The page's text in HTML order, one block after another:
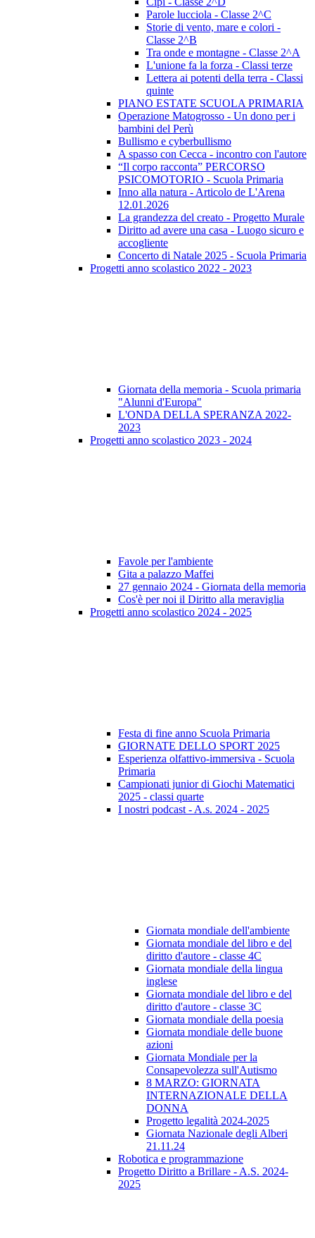
Parole lucciola - Classe 2^C
Storie di vento, mare e colori -
Classe 2^B
Tra onde e montagne - Classe 2^A
L'unione fa la forza - Classi terze
Lettera ai potenti della terra - Classi
quinte
PIANO ESTATE SCUOLA PRIMARIA
Operazione Matogrosso - Un dono per i
bambini del Perù
Bullismo e cyberbullismo
A spasso con Cecca - incontro con l'autore
“Il corpo racconta” PERCORSO
PSICOMOTORIO - Scuola Primaria
Inno alla natura - Articolo de L'Arena
12.01.2026
La grandezza del creato - Progetto Murale
Diritto ad avere una casa - Luogo sicuro e
accogliente
Concerto di Natale 2025 - Scuola Primaria
Progetti anno scolastico 2022 - 2023
Giornata della memoria - Scuola primaria
"Alunni d'Europa"
L'ONDA DELLA SPERANZA 2022-
2023
Progetti anno scolastico 2023 - 2024
Favole per l'ambiente
Gita a palazzo Maffei
27 gennaio 2024 - Giornata della memoria
Cos'è per noi il Diritto alla meraviglia
Progetti anno scolastico 2024 - 2025
Festa di fine anno Scuola Primaria
GIORNATE DELLO SPORT 2025
Esperienza olfattivo-immersiva - Scuola
Primaria
Campionati junior di Giochi Matematici
2025 - classi quarte
I nostri podcast - A.s. 2024 - 2025
Giornata mondiale dell'ambiente
Giornata mondiale del libro e del
diritto d'autore - classe 4C
Giornata mondiale della lingua
inglese
Giornata mondiale del libro e del
diritto d'autore - classe 3C
Giornata mondiale della poesia
Giornata mondiale delle buone
azioni
Giornata Mondiale per la
Consapevolezza sull'Autismo
8 MARZO: GIORNATA
INTERNAZIONALE DELLA
DONNA
Progetto legalità 2024-2025
Giornata Nazionale degli Alberi
21.11.24
Robotica e programmazione
Progetto Diritto a Brillare - A.S. 2024-
2025